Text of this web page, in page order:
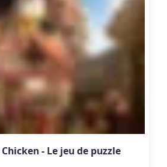
- Le jeu de puzzle